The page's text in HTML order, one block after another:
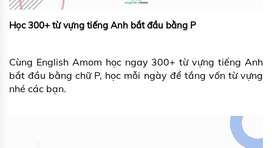
Học 300+ từ vựng tiếng Anh bắt đầu bằng P
Cùng English Amom học ngay 300+ từ vựng tiếng Anh
bắt đầu bằng chữ P, học mỗi ngày để tắng vốn từ vựng
nhé các bạn.